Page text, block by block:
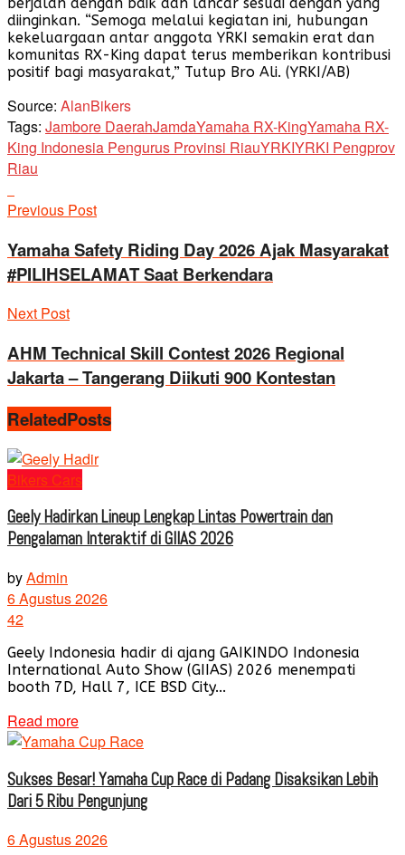
diinginkan. “Semoga melalui kegiatan ini, hubungan
kekeluargaan antar anggota YRKI semakin erat dan
komunitas RX-King dapat terus memberikan kontribusi
positif bagi masyarakat,” Tutup Bro Ali. (YRKI/AB)
Source: AlanBikers
Tags: Jambore DaerahJamdaYamaha RX-KingYamaha RX-
King Indonesia Pengurus Provinsi RiauYRKIYRKI Pengprov
Riau
Previous Post
Yamaha Safety Riding Day 2026 Ajak Masyarakat
#PILIHSELAMAT Saat Berkendara
Next Post
AHM Technical Skill Contest 2026 Regional
Jakarta – Tangerang Diikuti 900 Kontestan
RelatedPosts
Bikers Cars
Geely Hadirkan Lineup Lengkap Lintas Powertrain dan
Pengalaman Interaktif di GIIAS 2026
byAdmin
6 Agustus 2026
42
Geely Indonesia hadir di ajang GAIKINDO Indonesia
International Auto Show (GIIAS) 2026 menempati
booth 7D, Hall 7, ICE BSD City...
Read more
Sukses Besar! Yamaha Cup Race di Padang Disaksikan Lebih
Dari 5 Ribu Pengunjung
6 Agustus 2026